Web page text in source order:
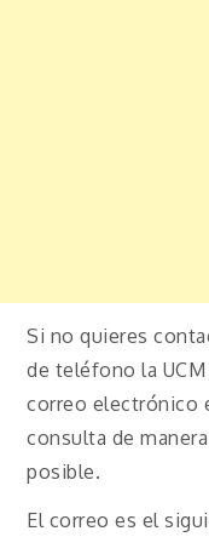
Si no quieres
de teléfono la
correo electrónico
consulta de
posible.
El correo es el